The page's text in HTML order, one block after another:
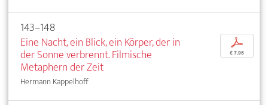
143–148
Eine Nacht, ein Blick, ein Körper, der in
der Sonne verbrennt. Filmische
Metaphern der Zeit
Hermann Kappelhoff
p
€ 7,95